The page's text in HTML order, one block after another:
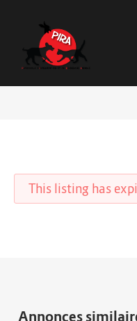
This listing has